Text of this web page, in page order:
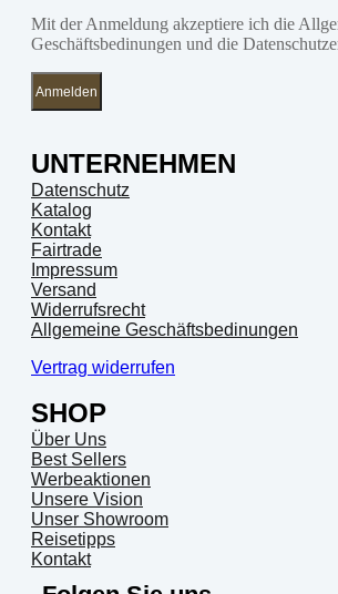
Mit der Anmeldung akzeptiere ich die
Geschäftsbedinungen und die
Anmelden
UNTERNEHMEN
Datenschutz
Katalog
Kontakt
Fairtrade
Impressum
Versand
Widerrufsrecht
Allgemeine Geschäftsbedinungen
Vertrag widerrufen
SHOP
Über Uns
Best Sellers
Werbeaktionen
Unsere Vision
Unser Showroom
Reisetipps
Kontakt